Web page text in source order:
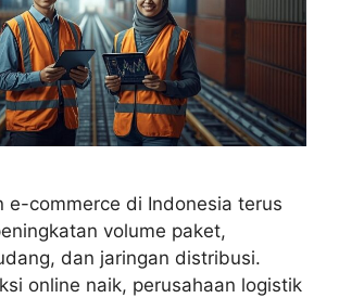
e-commerce di Indonesia terus
volume paket,
dan jaringan distribusi.
online naik, perusahaan logistik